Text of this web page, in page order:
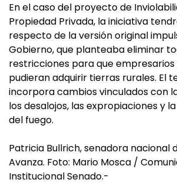
En el caso del proyecto de
Propiedad Privada, la iniciativa
respecto de la versión original
Gobierno, que planteaba eliminar
restricciones para que
pudieran adquirir tierras rurales. El
incorpora cambios vinculados con
los desalojos, las expropiaciones y
del fuego.
Patricia Bullrich, senadora nacional
Avanza. Foto: Mario Mosca /
Institucional Senado.-